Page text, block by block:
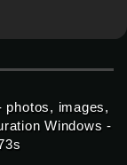
photos, images,
Windows -